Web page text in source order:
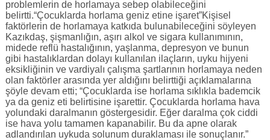
problemlerin de horlamaya sebep olabileceğini
belirtti.“Çocuklarda horlama geniz etine işaret”Kişisel
faktörlerin de horlamaya katkıda bulunabileceğini söyleyen
Kazıkdaş, şişmanlığın, aşırı alkol ve sigara kullanımının,
midede reflü hastalığının, yaşlanma, depresyon ve bunun
gibi hastalıklardan dolayı kullanılan ilaçların, uyku hijyeni
eksikliğinin ve vardiyalı çalışma şartlarının horlamaya neden
olan faktörler arasında yer aldığını belirttiği açıklamalarına
şöyle devam etti; “Çocuklarda ise horlama sıklıkla bademcik
ya da geniz eti belirtisine işarettir. Çocuklarda horlama hava
yolundaki daralmanın göstergesidir. Eğer daralma çok ciddi
ise hava yolu tamamen kapanabilir. Bu da apne olarak
adlandırılan uykuda solunum duraklaması ile sonuçlanır.”